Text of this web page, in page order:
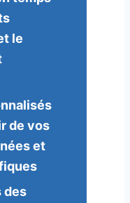
le
de vos
et
des